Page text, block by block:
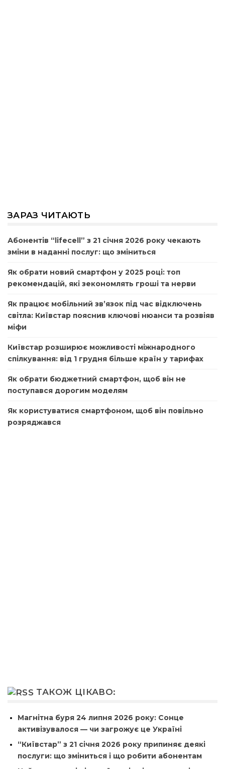
ЗАРАЗ ЧИТАЮТЬ
Абонентів “lifecell” з 21 січня 2026 року чекають
зміни в наданні послуг: що зміниться
Як обрати новий смартфон у 2025 році: топ
рекомендацій, які зекономлять гроші та нерви
Як працює мобільний зв’язок під час відключень
світла: Київстар пояснив ключові нюанси та розвіяв
міфи
Київстар розширює можливості міжнародного
спілкування: від 1 грудня більше країн у тарифах
Як обрати бюджетний смартфон, щоб він не
поступався дорогим моделям
Як користуватися смартфоном, щоб він повільно
розряджався
ТАКОЖ ЦІКАВО:
Магнітна буря 24 липня 2026 року: Сонце
активізувалося — чи загрожує це Україні
“Київстар” з 21 січня 2026 року припиняє деякі
послуги: що зміниться і що робити абонентам